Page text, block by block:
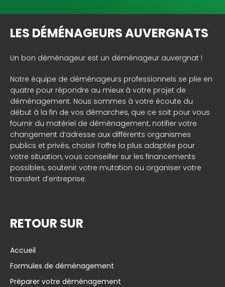
LES DÉMÉNAGEURS AUVERGNATS
Un bon déménageur est un déménageur auvergnat !
Notre équipe de déménageurs professionnels se plie en
quatre pour répondre au mieux à votre projet de
déménagement. Nous sommes à votre écoute du
début à la fin de vos démarches, que ce soit pour vous
fournir du matériel de déménagement, notifier votre
changement d’adresse aux différents organismes
publics et privés, choisir l’offre la plus adaptée pour
votre situation, vous conseiller sur les financements
possibles, soutenir votre mutation ou organiser votre
transfert d’entreprise.
RETOUR SUR
Accueil
Formules de déménagement
Préparer votre déménagement